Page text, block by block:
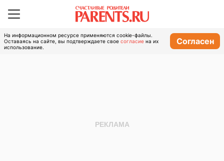
На информационном ресурсе применяются cookie-файлы.
Оставаясь на сайте, вы подтверждаете свое согласие на их
использование.
Согласен